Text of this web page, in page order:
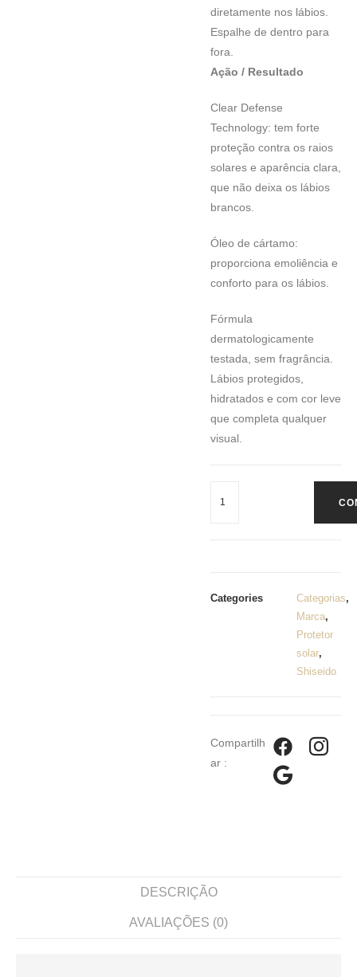
diretamente nos lábios.
Espalhe de dentro para
fora.
Ação / Resultado
Clear Defense
Technology: tem forte
proteção contra os raios
solares e aparência clara,
que não deixa os lábios
brancos.
Óleo de cártamo:
proporciona emoliência e
conforto para os lábios.
Fórmula
dermatologicamente
testada, sem fragrância.
Lábios protegidos,
hidratados e com cor leve
que completa qualquer
visual.
Categories Categorias,
Marca,
Protetor
solar,
Shiseido
Compartilh
ar :
DESCRIÇÃO
AVALIAÇÕES (0)